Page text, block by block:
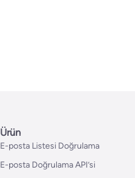
Ürün
E-posta Listesi Doğrulama
E-posta Doğrulama API’si